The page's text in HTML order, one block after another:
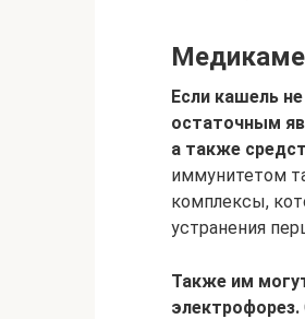
Если кашель
остаточным
а также
иммунитетом
комплексы,
устранения
Также им
электрофорез.